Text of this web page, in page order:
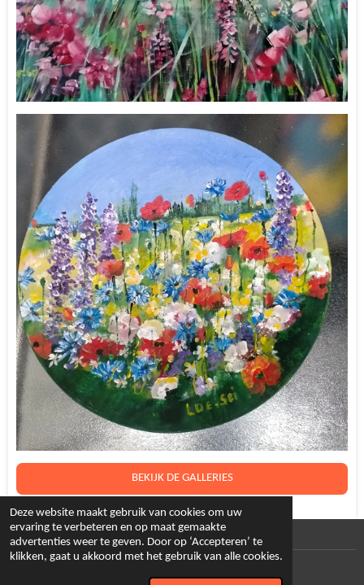
Deze website maakt gebruik van cookies om uw
ervaring te verbeteren en op maat gemaakte
advertenties weer te geven. Door op ‘Accepteren’ te
klikken, gaat u akkoord met het gebruik van alle cookies.
BEKIJK DE GALLERIES
© 2024 - 2026 Loesart